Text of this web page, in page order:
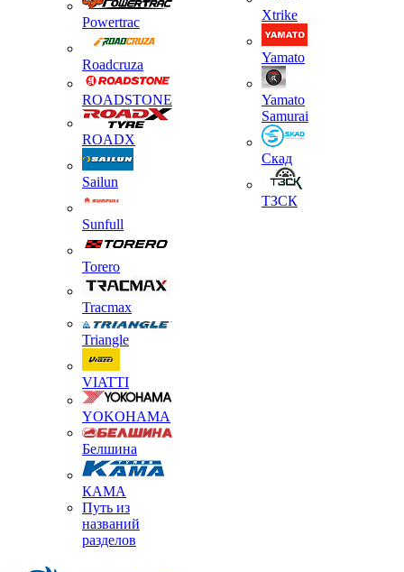
Powertrac
Roadcruza
ROADSTONE
ROADX
Sailun
Sunfull
Torero
Tracmax
Triangle
VIATTI
YOKOHAMA
Белшина
КАМА
Путь из
названий
разделов
Xtrike
Yamato
Yamato
Samurai
Скад
ТЗСК